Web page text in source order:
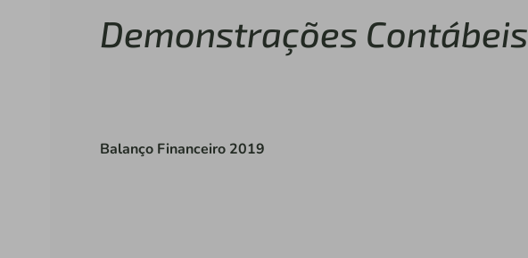
Demonstrações Contábeis
Balanço Financeiro 2019